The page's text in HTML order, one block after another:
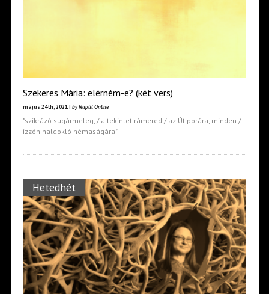
Szekeres Mária: elérném-e? (két vers)
május 24th, 2021 | by Napút Online
"szikrázó sugármeleg, / a tekintet rámered / az Út porára, minden /
izzón haldokló némaságára"
Hetedhét